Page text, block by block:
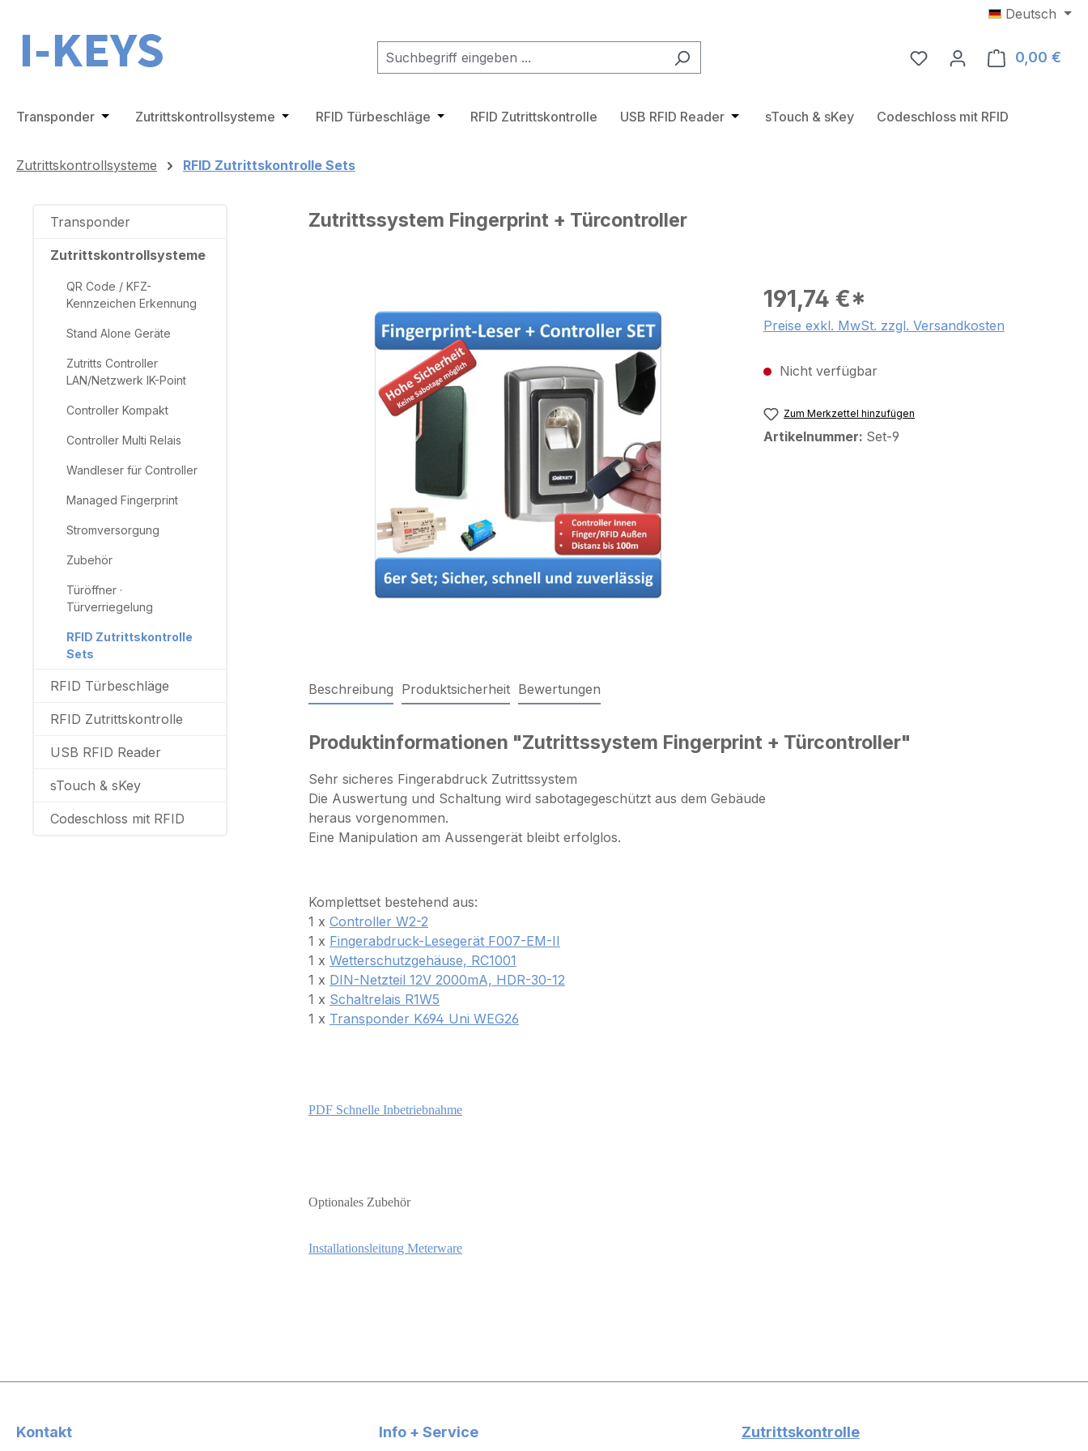
Deutsch
0,00 €
Transponder Öffne oder Schließe das Dropdown der Kategorie Transponder
Zutrittskontrollsysteme Öffne oder Schließe das Dropdown der Kategorie Zutrittskontrollsysteme
RFID Türbeschläge Öffne oder Schließe das Dropdown der Kategorie RFID Türbeschläge
RFID Zutrittskontrolle USB RFID Reader Öffne oder Schließe das Dropdown der Kategorie USB
sTouch & sKey Codeschloss mit RFID
Zutrittskontrollsysteme RFID Zutrittskontrolle Sets
Transponder
Zutrittskontrollsysteme
QR Code / KFZ-
Kennzeichen Erkennung
Stand Alone Geräte
Zutritts Controller
LAN/Netzwerk IK-Point
Controller Kompakt
Controller Multi Relais
Wandleser für Controller
Managed Fingerprint
Stromversorgung
Zubehör
Türöffner ·
Türverriegelung
RFID Zutrittskontrolle
Sets
RFID Türbeschläge
RFID Zutrittskontrolle
USB RFID Reader
sTouch & sKey
Codeschloss mit RFID
Zutrittssystem Fingerprint + Türcontroller
191,74 €*
Preise exkl. MwSt. zzgl. Versandkosten
Nicht verfügbar
Zum Merkzettel hinzufügen
Artikelnummer: Set-9
Beschreibung Produktsicherheit Bewertungen
Produktinformationen "Zutrittssystem Fingerprint + Türcontroller"
Sehr sicheres Fingerabdruck Zutrittssystem
Die Auswertung und Schaltung wird sabotagegeschützt aus dem Gebäude
heraus vorgenommen.
Eine Manipulation am Aussengerät bleibt erfolglos.
Komplettset bestehend aus:
1 x Controller W2-2
1 x Fingerabdruck-Lesegerät F007-EM-II
1 x Wetterschutzgehäuse, RC1001
1 x DIN-Netzteil 12V 2000mA, HDR-30-12
1 x Schaltrelais R1W5
1 x Transponder K694 Uni WEG26
PDF Schnelle Inbetriebnahme
Optionales Zubehör
Installationsleitung Meterware
Kontakt Info + Service Zutrittskontrolle